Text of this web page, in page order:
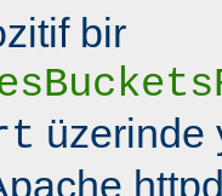
bir
üzerinde